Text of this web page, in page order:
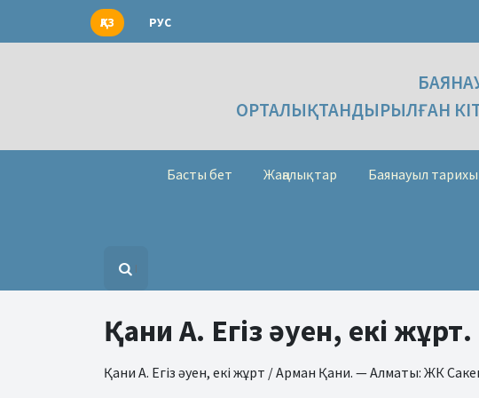
ҚАЗ РУС
ОРТАЛЫҚТАНДЫРЫЛҒАН
Басты бет Жаңалықтар Баянауыл тарихы
Қани А. Егіз әуен, екі жұрт.
Қани А. Егіз әуен, екі жұрт / Арман Қани. — Алматы: ЖК